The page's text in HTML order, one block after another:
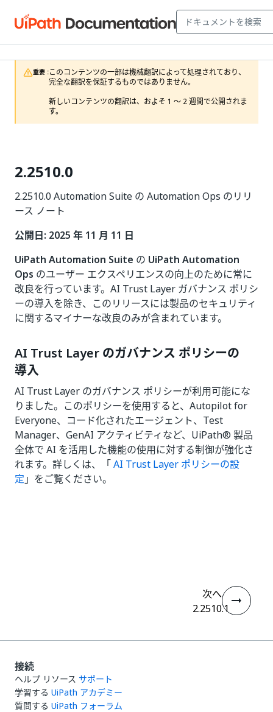
重要 :このコンテンツの一部は機械翻訳によって処理されており、
完全な翻訳を保証するものではありません。
新しいコンテンツの翻訳は、およそ 1 ～ 2 週間で公開されま
す。
2.2510.0
2.2510.0 Automation Suite の Automation Ops のリリ
ース ノート
公開日: 2025 年 11 月 11 日
UiPath Automation Suite の UiPath Automation
Ops のユーザー エクスペリエンスの向上のために常に
改良を行っています。AI Trust Layer ガバナンス ポリシ
ーの導入を除き、このリリースには製品のセキュリティ
に関するマイナーな改良のみが含まれています。
AI Trust Layer のガバナンス ポリシーの
導入
AI Trust Layer のガバナンス ポリシーが利用可能にな
りました。このポリシーを使用すると、Autopilot for
Everyone、コード化されたエージェント、Test
Manager、GenAI アクティビティなど、UiPath® 製品
全体で AI を活用した機能の使用に対する制御が強化さ
れます。詳しくは、「AI Trust Layer ポリシーの設
定」をご覧ください。
次へ
2.2510.1
接続
ヘルプ リソース サポート
学習する UiPath アカデミー
質問する UiPath フォーラム